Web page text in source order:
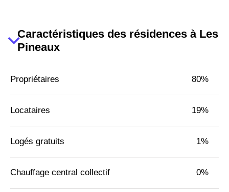
Caractéristiques des résidences à Les
Pineaux
Propriétaires 80%
Locataires 19%
Logés gratuits 1%
Chauffage central collectif 0%